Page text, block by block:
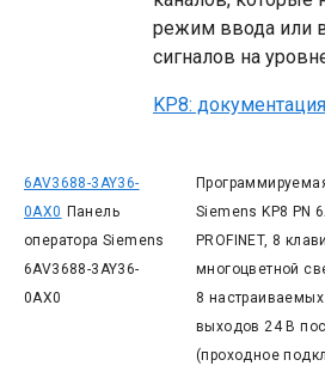
режим ввода или
сигналов на
KP8: документация
6AV3688-3AY36-
0AX0 Панель
оператора Siemens
6AV3688-3AY36-
0AX0
Siemens KP8 PN
PROFINET, 8
многоцветной
8
выходов 24 В
(проходное